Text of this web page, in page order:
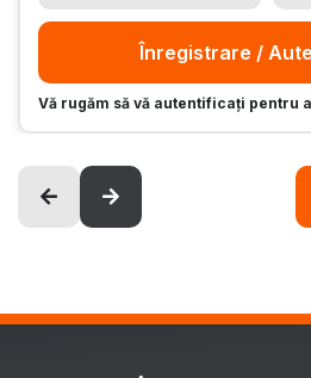
Înregistrare /
Vă rugăm să vă autentificați pentru